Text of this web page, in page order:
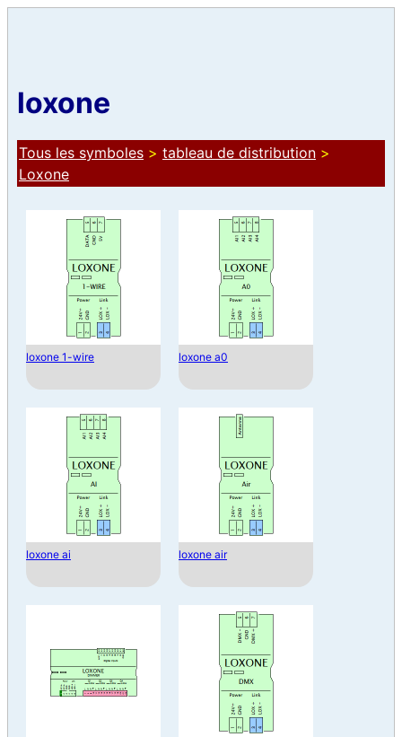
loxone
Tous les symboles > tableau de distribution >
Loxone
loxone 1-wire loxone a0
loxone ai loxone air